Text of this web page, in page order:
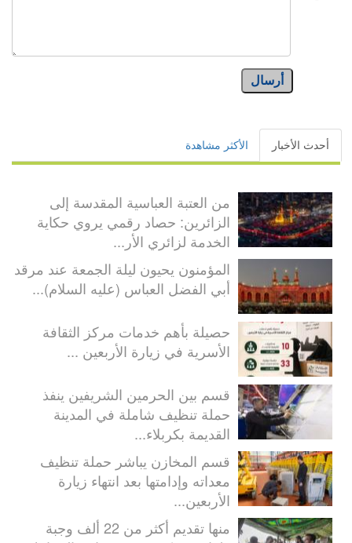
أرسال
أحدث الأخبار الأكثر مشاهدة
من العتبة العباسية المقدسة إلى
الزائرين: حصاد رقمي يروي حكاية
الخدمة لزائري الأر...
المؤمنون يحيون ليلة الجمعة عند مرقد
أبي الفضل العباس (عليه السلام)...
حصيلة بأهم خدمات مركز الثقافة
الأسرية في زيارة الأربعين ...
قسم بين الحرمين الشريفين ينفذ
حملة تنظيف شاملة في المدينة
القديمة بكربلاء...
قسم المخازن يباشر حملة تنظيف
معداته وإدامتها بعد انتهاء زيارة
الأربعين...
منها تقديم أكثر من 22 ألف وجبة